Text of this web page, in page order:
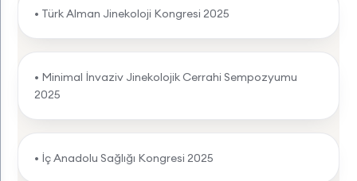
• Türk Alman Jinekoloji Kongresi 2025
• Minimal İnvaziv Jinekolojik Cerrahi Sempozyumu
2025
• İç Anadolu Sağlığı Kongresi 2025